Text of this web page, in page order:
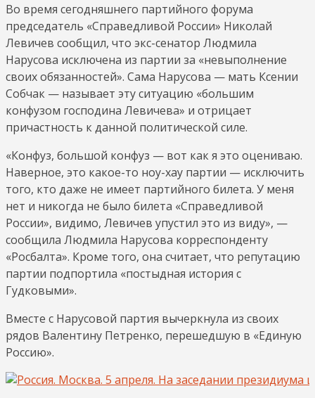
Во время сегодняшнего партийного форума
председатель «Справедливой России» Николай
Левичев сообщил, что экс-сенатор Людмила
Нарусова исключена из партии за «невыполнение
своих обязанностей». Сама Нарусова — мать Ксении
Собчак — называет эту ситуацию «большим
конфузом господина Левичева» и отрицает
причастность к данной политической силе.
«Конфуз, большой конфуз — вот как я это оцениваю.
Наверное, это какое-то ноу-хау партии — исключить
того, кто даже не имеет партийного билета. У меня
нет и никогда не было билета «Справедливой
России», видимо, Левичев упустил это из виду», —
сообщила Людмила Нарусова корреспонденту
«Росбалта». Кроме того, она считает, что репутацию
партии подпортила «постыдная история с
Гудковыми».
Вместе с Нарусовой партия вычеркнула из своих
рядов Валентину Петренко, перешедшую в «Единую
Россию».